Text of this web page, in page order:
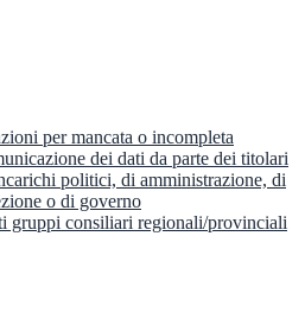
per mancata o incompleta
dei dati da parte dei titolari
politici, di amministrazione, di
o di governo
gruppi consiliari regionali/provinciali